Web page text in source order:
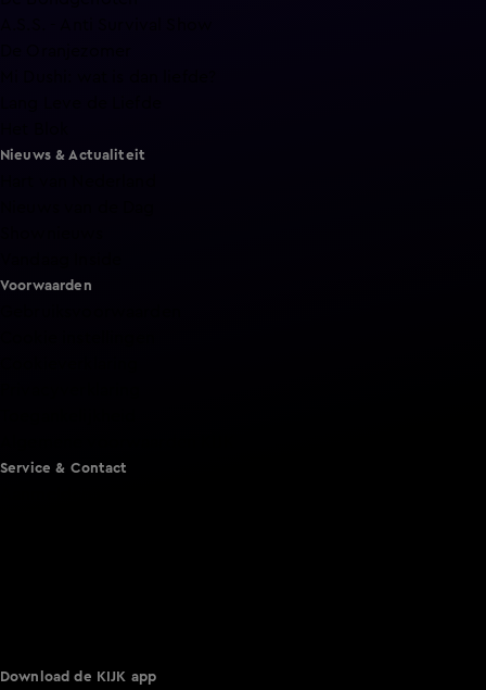
Nieuws & Actualiteit
Voorwaarden
Service & Contact
Download de KIJK app